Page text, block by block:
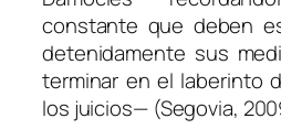
constante que deben
detenidamente sus
terminar en el laberinto
los juicios— (Segovia,